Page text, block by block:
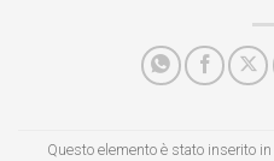
Questo elemento è stato inserito in